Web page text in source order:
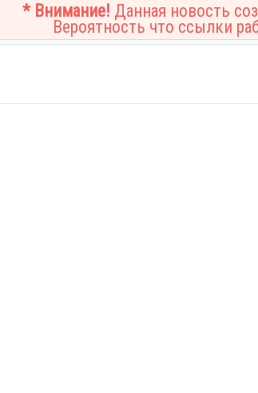
* Внимание! Данная новость
Вероятность что ссылки